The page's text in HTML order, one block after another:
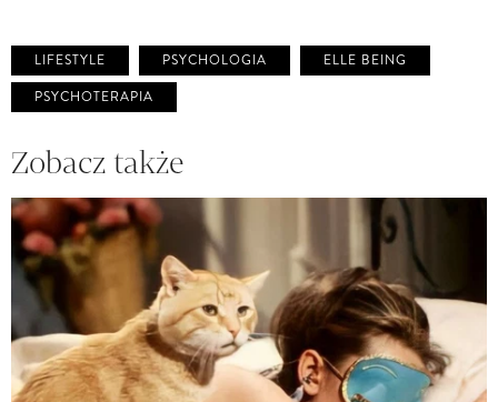
LIFESTYLE PSYCHOLOGIA
ELLE BEING
PSYCHOTERAPIA
Zobacz także